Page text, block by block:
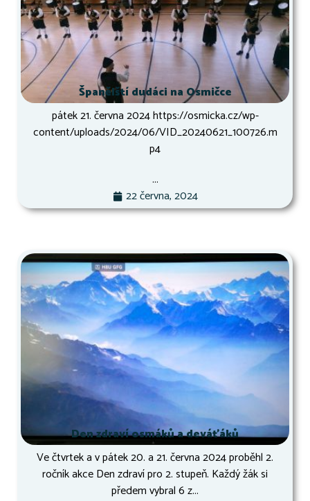
Španělští dudáci na Osmičce
pátek 21. června 2024 https://osmicka.cz/wp-
content/uploads/2024/06/VID_20240621_100726.m
p4
...
22 června, 2024
Den zdraví osmáků a deváťáků
Ve čtvrtek a v pátek 20. a 21. června 2024 proběhl 2.
ročník akce Den zdraví pro 2. stupeň. Každý žák si
předem vybral 6 z...